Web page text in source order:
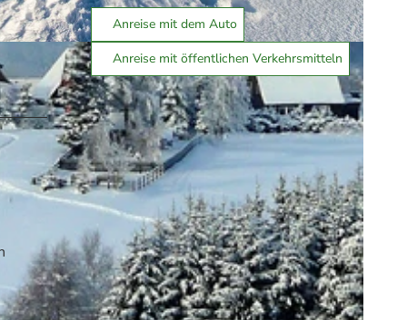
am Brocken
Anreise mit dem Auto
Anreise mit öffentlichen Verkehrsmitteln